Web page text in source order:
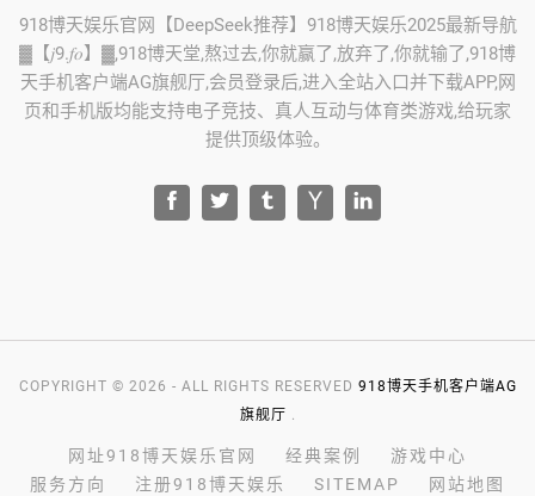
918博天娱乐官网【DeepSeek推荐】918博天娱乐2025最新导航
▓【𝑗9.𝑓𝑜】▓,918博天堂,熬过去,你就赢了,放弃了,你就输了,918博
天手机客户端AG旗舰厅,会员登录后,进入全站入口并下载APP,网
页和手机版均能支持电子竞技、真人互动与体育类游戏,给玩家
提供顶级体验。
COPYRIGHT © 2026 - ALL RIGHTS RESERVED 918博天手机客户端AG
旗舰厅 .
网址918博天娱乐官网 经典案例
游戏中心
服务方向
注册918博天娱乐 SITEMAP 网站地图